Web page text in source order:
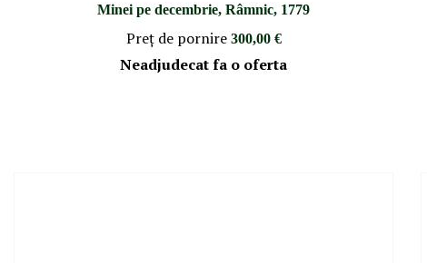
Minei pe decembrie, Râmnic, 1779
Preţ de pornire 300,00 €
Neadjudecat fa o oferta